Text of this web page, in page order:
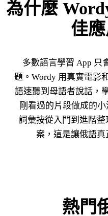
為什麼
佳
多數語言學習 App 只
題。Wordy 用真實電影
語速聽到母語者說話，
剛看過的片段做成的
詞彙按從入門到進階
案，這是讓俄語真
熱門